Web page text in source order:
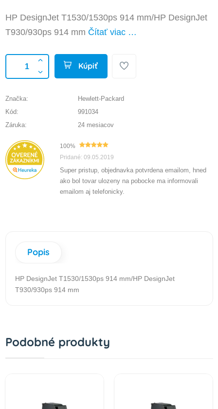
HP DesignJet T1530/1530ps 914 mm/HP DesignJet
T930/930ps 914 mm Čítať viac …
Kúpiť
Značka:
Hewlett-Packard
Kód:
991034
Záruka:
24 mesiacov
100%
Pridané: 09.05.2019
Super pristup, objednavka potvrdena emailom, hned
ako bol tovar ulozeny na pobocke ma informovali
emailom aj telefonicky.
Popis
HP DesignJet T1530/1530ps 914 mm/HP DesignJet
T930/930ps 914 mm
Podobné produkty